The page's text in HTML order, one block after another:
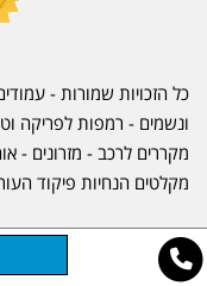
כל הזכויות שמורות -
ונשמים - רמפות לפריקה
מקררים לרכב - מזרונים -
מקלטים הנחיות פיקוד
אתר זה